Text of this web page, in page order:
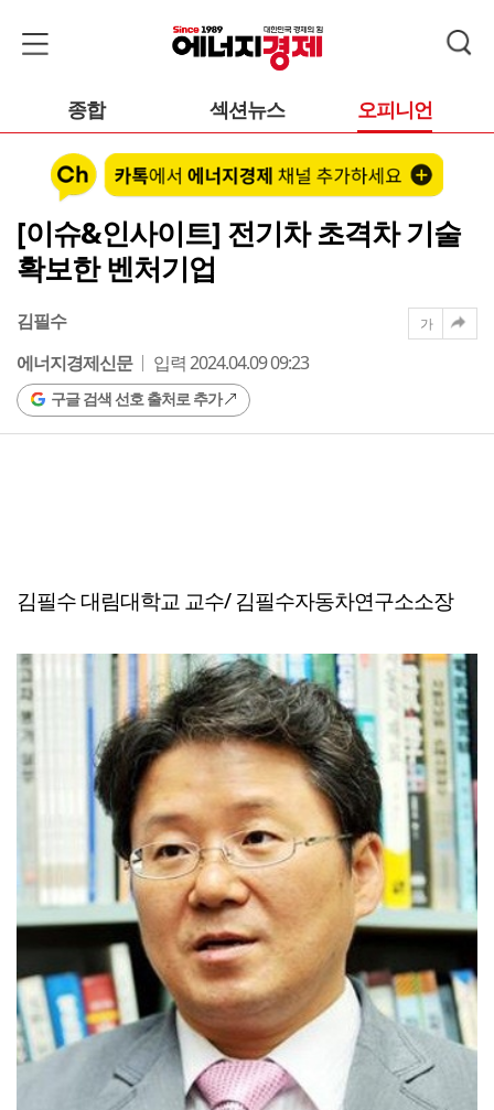
종합 섹션뉴스 오피니언
[이슈&인사이트] 전기차 초격차 기술
확보한 벤처기업
김필수
에너지경제신문
입력 2024.04.09 09:23
구글 검색 선호 출처로 추가
가
김필수 대림대학교 교수/ 김필수자동차연구소소장